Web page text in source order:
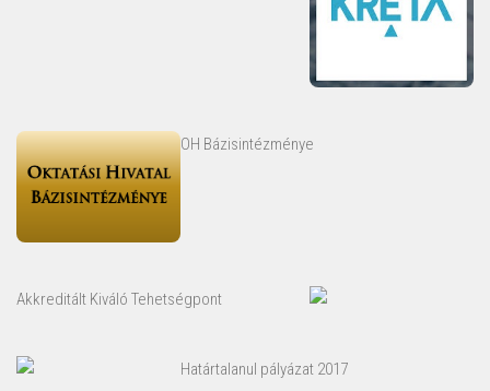
OH Bázisintézménye
Akkreditált Kiváló Tehetségpont
Határtalanul pályázat 2017